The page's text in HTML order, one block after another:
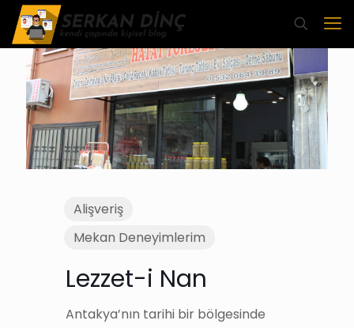
Alişveriş
Mekan Deneyimlerim
Lezzet-i Nan
Antakya’nın tarihi bir bölgesinde